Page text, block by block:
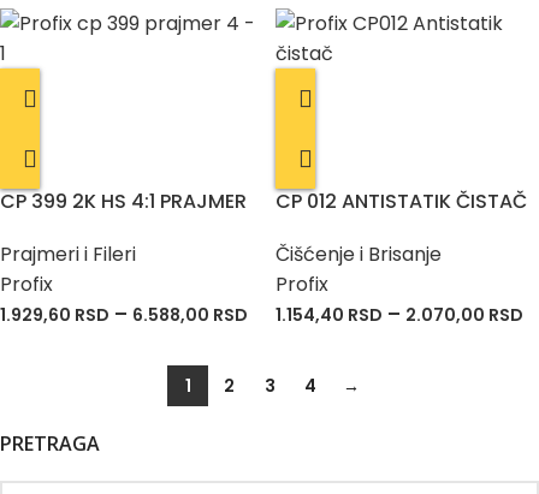
PRETRAGA
CP 399 2K HS 4:1 PRAJMER
Prajmeri i Fileri
Profix
1.929,60 RSD – 6.588,00 RSD
CP 012 ANTISTATIK ČISTAČ
Čišćenje i Brisanje
Profix
1.154,40 RSD – 2.070,00 RSD
1 2 3 4 →